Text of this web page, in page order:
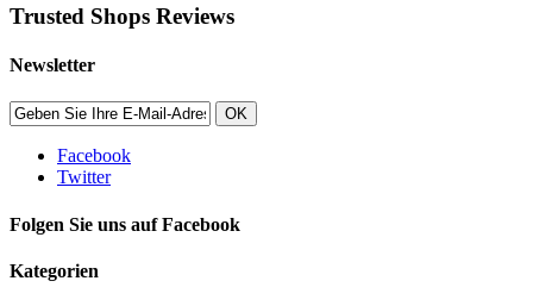
Trusted Shops Reviews
Newsletter
OK
Facebook
Twitter
Folgen Sie uns auf Facebook
Kategorien